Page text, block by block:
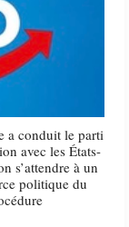
a conduit le parti
avec les États-
s’attendre à un
politique du